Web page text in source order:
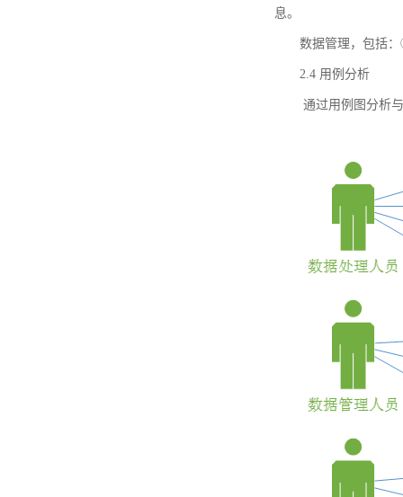
息。
数据管理，包括
2.4 用例分析
通过用例图分析